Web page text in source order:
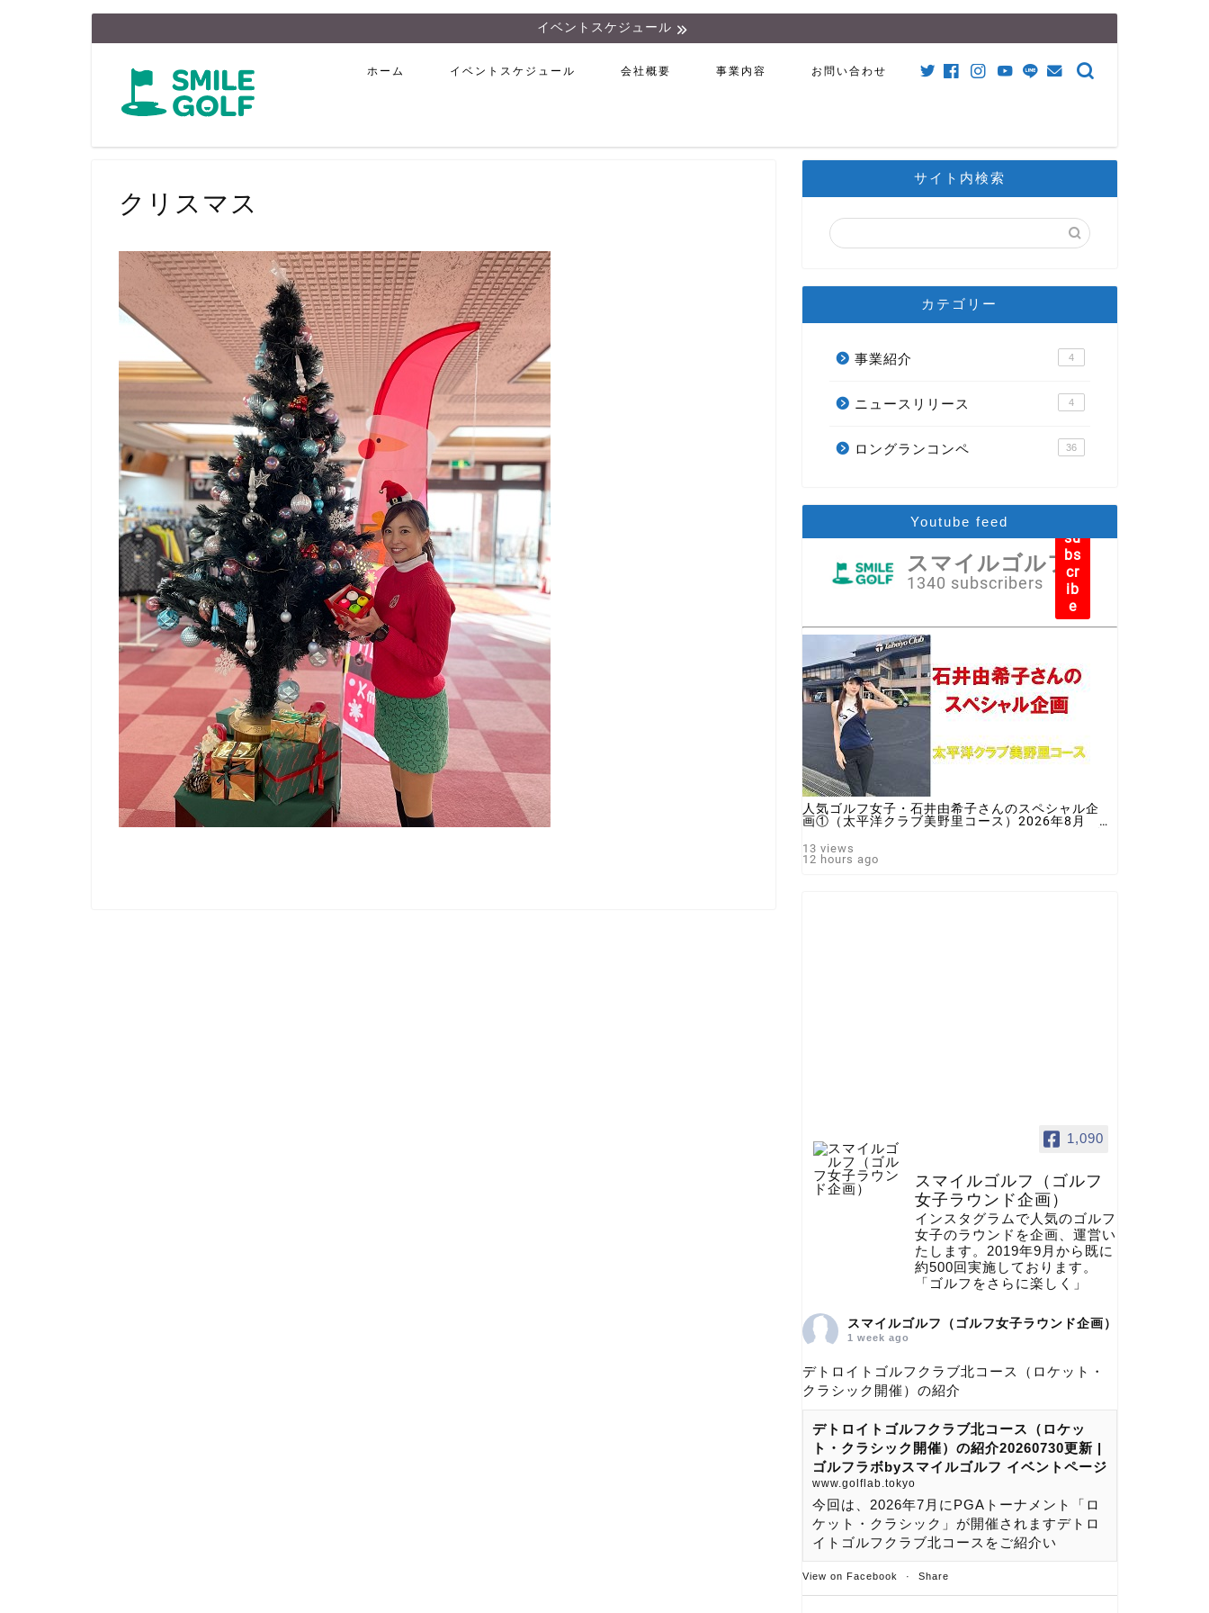
イベントスケジュール
ホーム イベントスケジュール 会社概要 事業内容 お問い合わせ
クリスマス
サイト内検索
カテゴリー
事業紹介 4
ニュースリリース 4
ロングランコンペ 36
Youtube feed
スマイルゴルフ
1340 subscribers
su
bs
cr
ib
e
人気ゴルフ女子・石井由希子さんのスペシャル企
画①（太平洋クラブ美野里コース）2026年8月 ♯
画 ♯スマイルゴルフ
13 views
12 hours ago
1,090
スマイルゴルフ（ゴルフ
女子ラウンド企画）
インスタグラムで人気のゴルフ
女子のラウンドを企画、運営い
たします。2019年9月から既に
約500回実施しております。
「ゴルフをさらに楽しく」
スマイルゴルフ（ゴルフ女子ラウンド企画）
1 week ago
デトロイトゴルフクラブ北コース（ロケット・
クラシック開催）の紹介
デトロイトゴルフクラブ北コース（ロケッ
ト・クラシック開催）の紹介20260730更新 |
ゴルフラボbyスマイルゴルフ イベントページ
www.golflab.tokyo
今回は、2026年7月にPGAトーナメント「ロ
ケット・クラシック」が開催されますデトロ
イトゴルフクラブ北コースをご紹介い
View on Facebook · Share